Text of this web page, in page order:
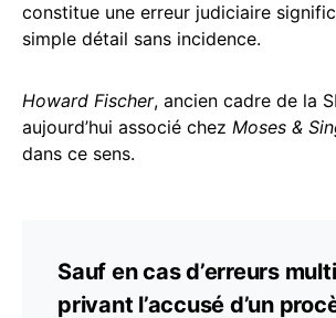
constitue une erreur judiciaire
simple détail sans incidence.
Howard Fischer, ancien cadre de la
aujourd’hui associé chez Moses &
dans ce sens.
Sauf en cas d’erreurs
privant l’accusé d’un